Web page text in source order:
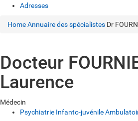
Adresses
HomeAnnuaire des spécialistes Dr
Docteur
Laurence
Médecin
Psychiatrie Infanto-juvénile